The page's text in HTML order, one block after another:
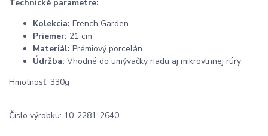
Technické parametre:
Kolekcia: French Garden
Priemer: 21 cm
Materiál: Prémiový porcelán
Údržba: Vhodné do umývačky riadu aj mikrovlnnej rúry
Hmotnosť: 330g
Číslo výrobku: 10-2281-2640.